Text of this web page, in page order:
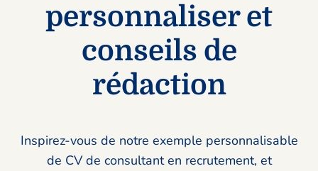
personnaliser et
conseils de
rédaction
Inspirez-vous de notre exemple personnalisable
de CV de consultant en recrutement, et